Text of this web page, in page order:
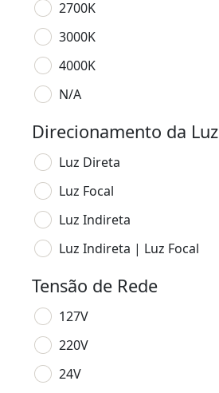
2700K
3000K
4000K
N/A
Direcionamento da Luz
Luz Direta
Luz Focal
Luz Indireta
Luz Indireta | Luz Focal
Tensão de Rede
127V
220V
24V